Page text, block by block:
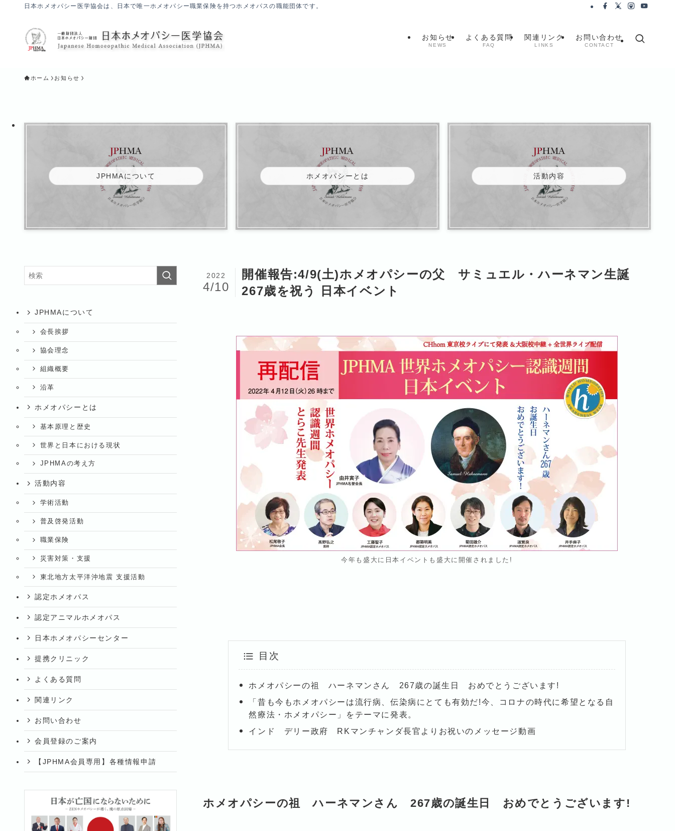
日本ホメオパシー医学協会は、日本で唯一ホメオパシー職業保険を持つホメオパスの職能団体です。
お知らせ
NEWS
よくある質問
FAQ
関連リンク
LINKS
お問い合わせ
CONTACT
ホーム お知らせ
JPHMAについて ホメオパシーとは 活動内容
開催報告:4/9(土)ホメオパシーの父 サミュエル・ハーネマン生誕
267歳を祝う 日本イベント
2022
4/10
今年も盛大に日本イベントも盛大に開催されました!
目次
ホメオパシーの祖 ハーネマンさん 267歳の誕生日 おめでとうございます!
「昔も今もホメオパシーは流行病、伝染病にとても有効だ!今、コロナの時代に希望となる自
然療法・ホメオパシー」をテーマに発表。
インド デリー政府 RKマンチャンダ長官よりお祝いのメッセージ動画
ホメオパシーの祖 ハーネマンさん 267歳の誕生日 おめでとうございます!
JPHMAについて
会長挨拶
協会理念
組織概要
沿革
ホメオパシーとは
基本原理と歴史
世界と日本における現状
JPHMAの考え方
活動内容
学術活動
普及啓発活動
職業保険
災害対策・支援
東北地方太平洋沖地震 支援活動
認定ホメオパス
認定アニマルホメオパス
日本ホメオパシーセンター
提携クリニック
よくある質問
関連リンク
お問い合わせ
会員登録のご案内
【JPHMA会員専用】各種情報申請